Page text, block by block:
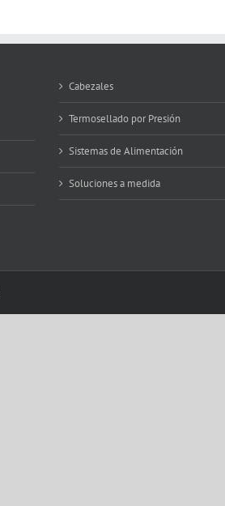
Cabezales
Termosellado por Presión
Sistemas de Alimentación
Soluciones a medida